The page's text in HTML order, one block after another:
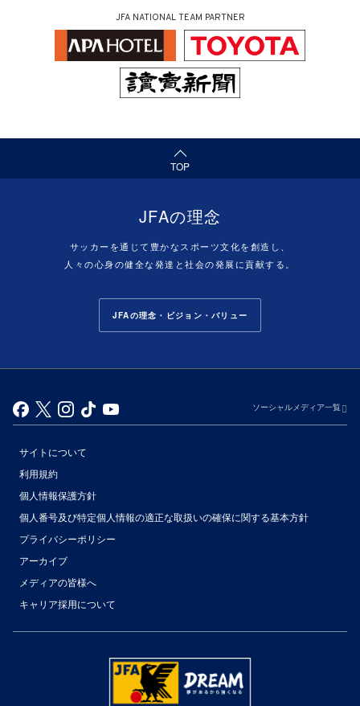
JFA NATIONAL TEAM PARTNER
TOP
（ページの先頭へ）
JFAの理念
サッカーを通じて豊かなスポーツ文化を創造し、
人々の心身の健全な発達と社会の発展に貢献する。
JFAの理念・ビジョン・バリュー
ソーシャルメディア一覧
サイトについて
利用規約
個人情報保護方針
個人番号及び特定個人情報の適正な取扱いの確保に関する基本方針
プライバシーポリシー
アーカイブ
メディアの皆様へ
キャリア採用について